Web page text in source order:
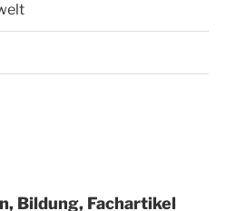
Bildung, Fachartikel